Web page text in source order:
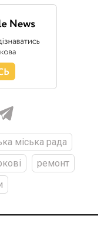
міська рада
ремонт